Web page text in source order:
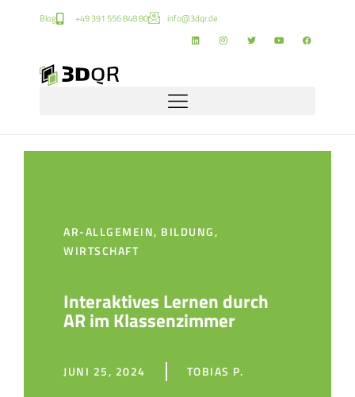
Blog +49 391 556 848 80 info@3dqr.de
AR-ALLGEMEIN, BILDUNG,
WIRTSCHAFT
Interaktives Lernen durch
AR im Klassenzimmer
JUNI 25, 2024 TOBIAS P.